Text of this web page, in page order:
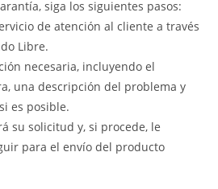
siga los siguientes pasos:
de atención al cliente a través
Libre.
necesaria, incluyendo el
una descripción del problema y
es posible.
su solicitud y, si procede, le
para el envío del producto